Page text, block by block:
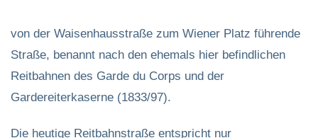
von der Waisenhausstraße zum Wiener Platz führende
Straße, benannt nach den ehemals hier befindlichen
Reitbahnen des Garde du Corps und der
Gardereiterkaserne (1833/97).
Die heutige Reitbahnstraße entspricht nur